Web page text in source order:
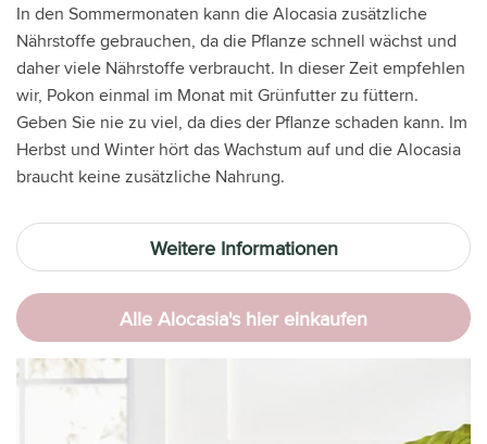
In den Sommermonaten kann die Alocasia zusätzliche
Nährstoffe gebrauchen, da die Pflanze schnell wächst und
daher viele Nährstoffe verbraucht. In dieser Zeit empfehlen
wir, Pokon einmal im Monat mit Grünfutter zu füttern.
Geben Sie nie zu viel, da dies der Pflanze schaden kann. Im
Herbst und Winter hört das Wachstum auf und die Alocasia
braucht keine zusätzliche Nahrung.
Weitere Informationen
Alle Alocasia's hier einkaufen